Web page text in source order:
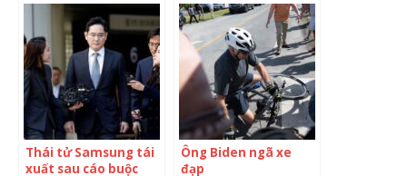
thống Mỹ Biden chế
giễu là “đống đổ nát”,
EU sẽ phải tìm giải
pháp khác nếu vẫn
muốn “tấn công”
đồng tiền của Nga
Thái tử Samsung tái
xuất sau cáo buộc
Ông Biden ngã xe
đạp